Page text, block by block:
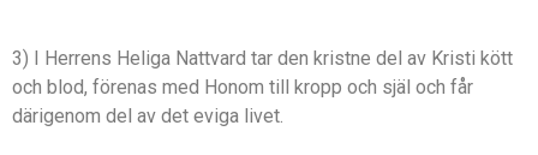
3) I Herrens Heliga Nattvard tar den kristne del av Kristi kött
och blod, förenas med Honom till kropp och själ och får
därigenom del av det eviga livet.